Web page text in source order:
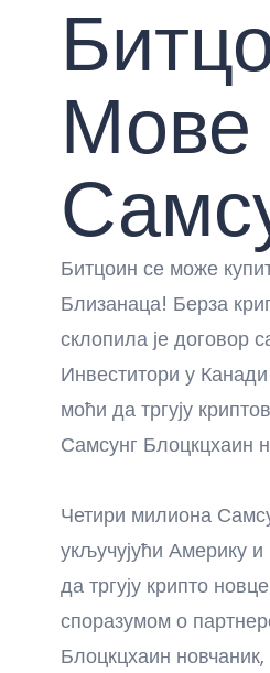
Мове
Битцоин се може
Близанаца! Берза
склопила је договор
Инвеститори у
моћи да тргују
Самсунг Блоцкцхаин
Четири милиона
укључујући Америку
да тргују крипто
споразумом о
Блоцкцхаин